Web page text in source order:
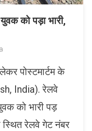
को पड़ा भारी,
पोस्टमार्टम के
India). रेलवे
को भारी पड़
रेलवे गेट नंबर